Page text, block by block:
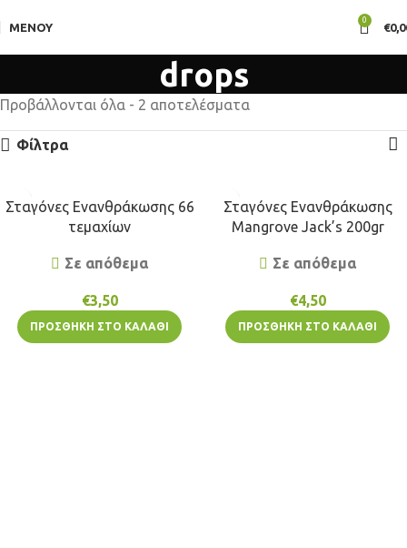
ΜΕΝΟΎ
0
€
drops
Προβάλλονται όλα - 2 αποτελέσματα
Φίλτρα
Σταγόνες Ενανθράκωσης 66
τεμαχίων
Σε απόθεμα
€3,50
ΠΡΟΣΘΉΚΗ ΣΤΟ ΚΑΛΆΘΙ
Σταγόνες Ενανθράκωσης
Mangrove Jack’s 200gr
Σε απόθεμα
€4,50
ΠΡΟΣΘΉΚΗ ΣΤΟ ΚΑΛΆΘΙ